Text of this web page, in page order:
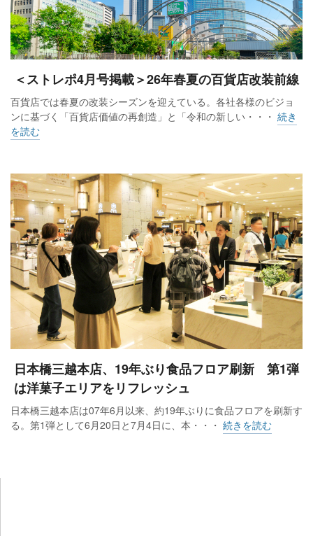
＜ストレポ4月号掲載＞26年春夏の百貨店改装前線
百貨店では春夏の改装シーズンを迎えている。各社各様のビジョ
ンに基づく「百貨店価値の再創造」と「令和の新しい・・・ 続き
を読む
日本橋三越本店、19年ぶり食品フロア刷新 第1弾
は洋菓子エリアをリフレッシュ
日本橋三越本店は07年6月以来、約19年ぶりに食品フロアを刷新す
る。第1弾として6月20日と7月4日に、本・・・ 続きを読む